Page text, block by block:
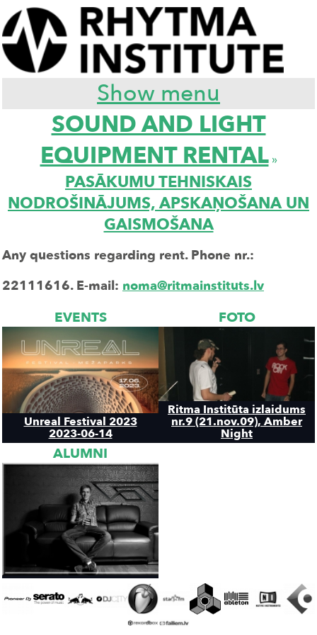
Show menu
SOUND AND LIGHT
EQUIPMENT RENTAL»
PASĀKUMU TEHNISKAIS
NODROŠINĀJUMS, APSKAŅOŠANA UN
GAISMOŠANA
Any questions regarding rent. Phone nr.:
22111616.E-mail: noma@ritmainstituts.lv
EVENTS
Unreal Festival 2023
2023-06-14
FOTO
Ritma Institūta izlaidums
nr.9 (21.nov.09), Amber
Night
ALUMNI